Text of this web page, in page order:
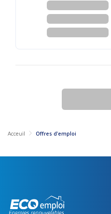
Acceuil Offres d'emploi